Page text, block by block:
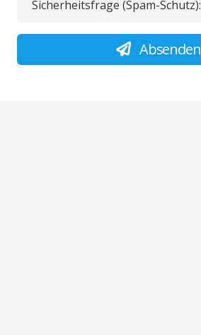
Sicherheitsfrage (Spam-Schutz):
Absenden